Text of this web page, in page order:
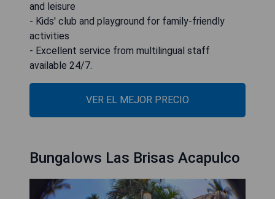
and leisure
- Kids' club and playground for family-friendly
activities
- Excellent service from multilingual staff
available 24/7.
VER EL MEJOR PRECIO
Bungalows Las Brisas Acapulco